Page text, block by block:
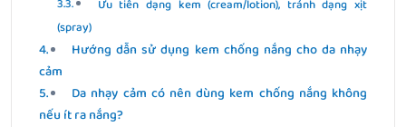
Ưu tiên dạng kem (cream/lotion), tránh dạng xịt
(spray)
Hướng dẫn sử dụng kem chống nắng cho da nhạy
cảm
Da nhạy cảm có nên dùng kem chống nắng không
nếu ít ra nắng?